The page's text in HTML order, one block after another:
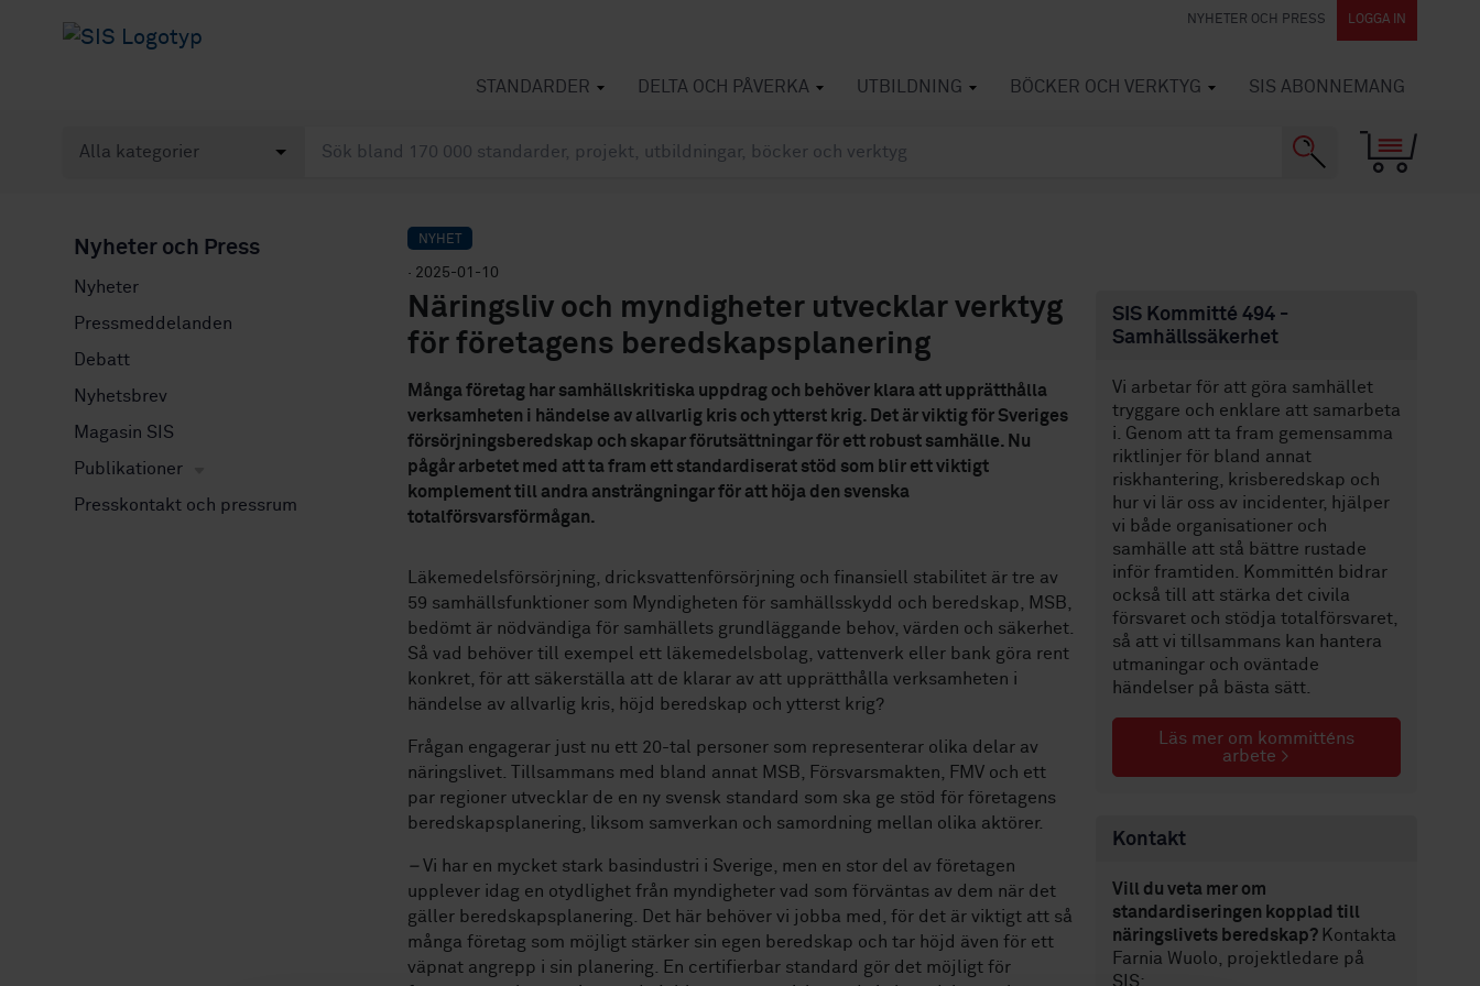
NYHETER OCH PRESS LOGGA IN
STANDARDER DELTA OCH PÅVERKA UTBILDNING BÖCKER OCH VERKTYG SIS ABONNEMANG
Nyheter och Press
Nyheter
Pressmeddelanden
Debatt
Nyhetsbrev
Magasin SIS
Publikationer
Presskontakt och pressrum
NYHET
· 2025-01-10
Näringsliv och myndigheter utvecklar verktyg
för företagens beredskapsplanering
Många företag har samhällskritiska uppdrag och behöver klara att upprätthålla
verksamheten i händelse av allvarlig kris och ytterst krig. Det är viktig för Sveriges
försörjningsberedskap och skapar förutsättningar för ett robust samhälle. Nu
pågår arbetet med att ta fram ett standardiserat stöd som blir ett viktigt
komplement till andra ansträngningar för att höja den svenska
totalförsvarsförmågan.
Läkemedelsförsörjning, dricksvattenförsörjning och finansiell stabilitet är tre av
59 samhällsfunktioner som Myndigheten för samhällsskydd och beredskap, MSB,
bedömt är nödvändiga för samhällets grundläggande behov, värden och säkerhet.
Så vad behöver till exempel ett läkemedelsbolag, vattenverk eller bank göra rent
konkret, för att säkerställa att de klarar av att upprätthålla verksamheten i
händelse av allvarlig kris, höjd beredskap och ytterst krig?
Frågan engagerar just nu ett 20-tal personer som representerar olika delar av
näringslivet. Tillsammans med bland annat MSB, Försvarsmakten, FMV och ett
par regioner utvecklar de en ny svensk standard som ska ge stöd för företagens
beredskapsplanering, liksom samverkan och samordning mellan olika aktörer.
– Vi har en mycket stark basindustri i Sverige, men en stor del av företagen
upplever idag en otydlighet från myndigheter vad som förväntas av dem när det
gäller beredskapsplanering. Det här behöver vi jobba med, för det är viktigt att så
många företag som möjligt stärker sin egen beredskap och tar höjd även för ett
väpnat angrepp i sin planering. En certifierbar standard gör det möjligt för
SIS Kommitté 494 -
Samhällssäkerhet
Vi arbetar för att göra samhället
tryggare och enklare att samarbeta
i. Genom att ta fram gemensamma
riktlinjer för bland annat
riskhantering, krisberedskap och
hur vi lär oss av incidenter, hjälper
vi både organisationer och
samhälle att stå bättre rustade
inför framtiden. Kommittén bidrar
också till att stärka det civila
försvaret och stödja totalförsvaret,
så att vi tillsammans kan hantera
utmaningar och oväntade
händelser på bästa sätt.
Läs mer om kommitténs
arbete >
Kontakt
Vill du veta mer om
standardiseringen kopplad till
näringslivets beredskap? Kontakta
Farnia Wuolo, projektledare på
SIS: